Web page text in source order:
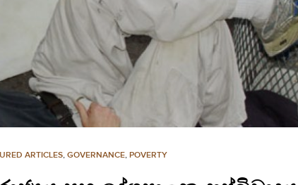
ARTICLES, GOVERNANCE, POVERTY